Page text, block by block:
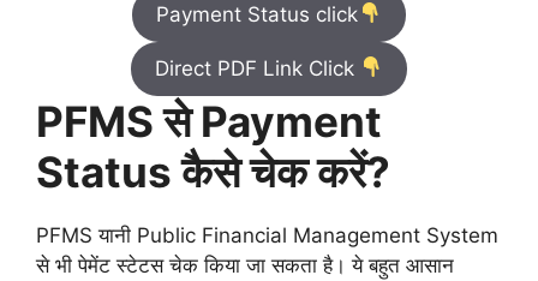
Payment Status click
Direct PDF Link Click
PFMS से Payment
Status कैसे चेक करें?
PFMS यानी Public Financial Management System
से भी पेमेंट स्टेटस चेक किया जा सकता है। ये बहुत आसान